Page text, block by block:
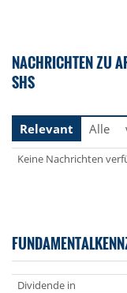
NACHRICHTEN ZU
SHS
Relevant
Alle
Keine Nachrichten
Dividende in